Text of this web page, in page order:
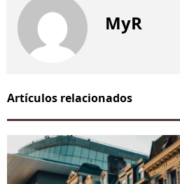
MyR
Artículos relacionados